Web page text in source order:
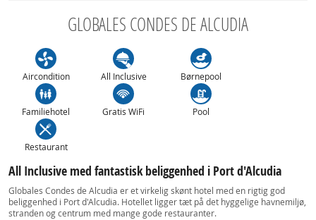
GLOBALES CONDES DE ALCUDIA
Aircondition All Inclusive Børnepool
Familiehotel Gratis WiFi Pool
Restaurant
All Inclusive med fantastisk beliggenhed i Port d'Alcudia
Globales Condes de Alcudia er et virkelig skønt hotel med en rigtig god
beliggenhed i Port d'Alcudia. Hotellet ligger tæt på det hyggelige havnemiljø,
stranden og centrum med mange gode restauranter.